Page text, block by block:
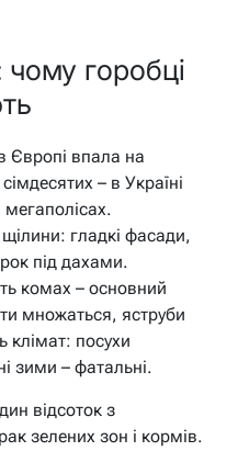
чому горобці
Європі впала на
– в Україні
щілини: гладкі фасади,
під дахами.
комах – основний
множаться, яструби
клімат: посухи
зими – фатальні.
відсоток з
зелених зон і кормів.